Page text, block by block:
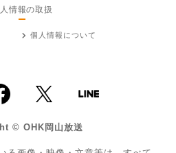
情報の取扱
個人情報について
© OHK岡山放送